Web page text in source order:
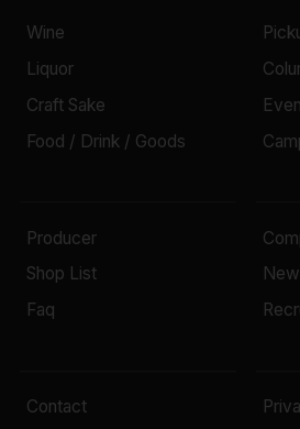
Wine
Liquor
Craft Sake
Food / Drink / Goods
Producer
Shop List
Faq
Contact